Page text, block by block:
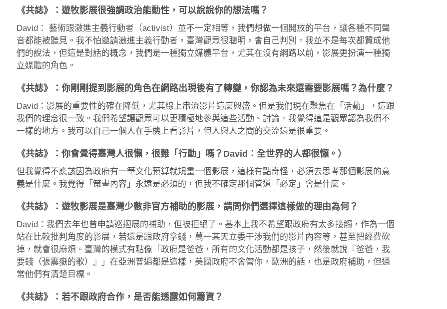
《共誌》：遊牧影展很強調政治能動性，可以說說你的想法嗎？
David： 藝術跟激進主義行動者（activist）並不一定相等，我們想做一個開放的平台，讓各種不同聲
音都能被聽見。我不怕邀請激進主義行動者，臺灣觀眾很聰明，會自己判別。我並不是每次都贊成他
們的說法，但這是對話的概念，我們是一種獨立媒體平台，尤其在沒有網路以前，影展更扮演一種獨
立媒體的角色。
《共誌》：你剛剛提到影展的角色在網路出現後有了轉變，你認為未來還需要影展嗎？為什麼？
David：影展的重要性的確在降低，尤其線上串流影片這麼興盛。但是我們現在聚焦在「活動」，這跟
我們的理念很一致。我們希望讓觀眾可以更積極地參與這些活動、討論。我覺得這是觀眾認為我們不
一樣的地方。我可以自己一個人在手機上看影片，但人與人之間的交流還是很重要。
《共誌》：你會覺得臺灣人很懶，很難「行動」嗎？David：全世界的人都很懶。）
但我覺得不應該因為政府有一筆文化預算就規畫一個影展，這樣有點奇怪，必須去思考那個影展的意
義是什麼。我覺得「策畫內容」永遠是必須的，但我不確定那個管道「必定」會是什麼。
《共誌》：遊牧影展是臺灣少數非官方補助的影展，請問你們選擇這樣做的理由為何？
David：我們去年也曾申請巡迴展的補助，但被拒絕了。基本上我不希望跟政府有太多接觸，作為一個
站在比較批判角度的影展，若還是跟政府拿錢，萬一某天立委干涉我們的影片內容等，甚至把經費砍
掉，就會很麻煩。臺灣的模式有點像「政府是爸爸，所有的文化活動都是孩子，然後就說『爸爸，我
要錢（張震嶽的歌）』」在亞洲普遍都是這樣，美國政府不會管你，歐洲的話，也是政府補助，但通
常他們有清楚目標。
《共誌》：若不跟政府合作，是否能透露如何籌資？